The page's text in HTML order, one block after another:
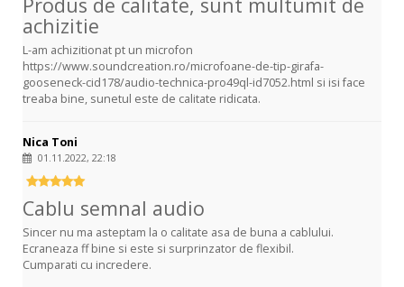
achizitie
L-am achizitionat pt un microfon
https://www.soundcreation.ro/microfoane-de-tip-girafa-
gooseneck-cid178/audio-technica-pro49ql-id7052.html si isi face
treaba bine, sunetul este de calitate ridicata.
Nica Toni
01.11.2022, 22:18
Cablu semnal audio
Sincer nu ma asteptam la o calitate asa de buna a cablului.
Ecraneaza ff bine si este si surprinzator de flexibil.
Cumparati cu incredere.